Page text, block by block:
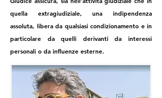
quella extragiudiziale, una indipendenza
assoluta, libera da qualsiasi condizionamento e in
particolare da quelli derivanti da interessi
personali o da influenze esterne.